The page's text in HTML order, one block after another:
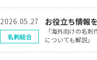
2026.05.27 お役立ち情報
「海外向けの名
についても解説」
名刺総合